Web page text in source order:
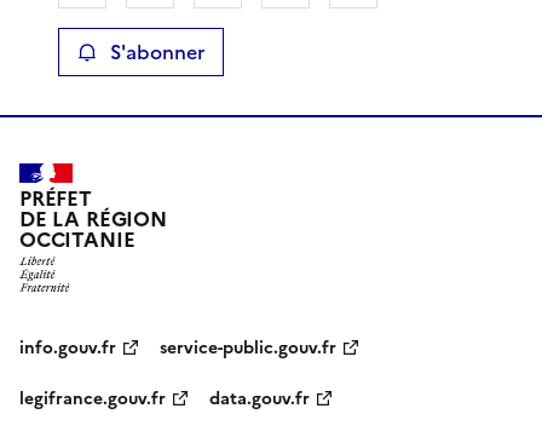
S'abonner
PRÉFET
DE LA RÉGION
OCCITANIE
info.gouv.fr
service-public.gouv.fr
legifrance.gouv.fr
data.gouv.fr